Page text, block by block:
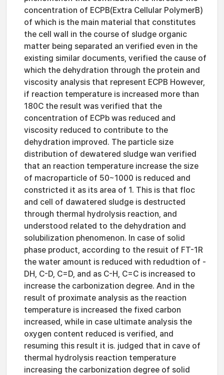
concentration of ECPB(Extra Cellular PolymerB)
of which is the main material that constitutes
the cell wall in the course of sludge organic
matter being separated an verified even in the
existing similar documents, verified the cause of
which the dehydration through the protein and
viscosity analysis that represent ECPB However,
if reaction temperature is increased more than
180C the result was verified that the
concentration of ECPb was reduced and
viscosity reduced to contribute to the
dehydration improved. The particle size
distribution of dewatered sludge wan verified
that an reaction temperature increase the size
of macroparticle of 50~1000 is reduced and
constricted it as its area of 1. This is that floc
and cell of dawatered sludge is destructed
through thermal hydrolysis reaction, and
understood related to the dehydration and
solubilization phenomenon. In case of solid
phase product, according to the resuit of FT-1R
the water amount is reduced with redudtion of -
DH, C-D, C=D, and as C-H, C=C is increased to
increase the carbonization degree. And in the
result of proximate analysis as the reaction
temperature is increased the fixed carbon
increased, while in case ultimate analysis the
oxygen content reduced is verified, and
resuming this result it is. judged that in cave of
thermal hydrolysis reaction temperature
increasing the carbonization degree of solid